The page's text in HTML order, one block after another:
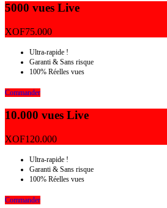
5000 vues Live
XOF75.000
Ultra-rapide !
Garanti & Sans risque
100% Réelles vues
Commander
10.000 vues Live
XOF120.000
Ultra-rapide !
Garanti & Sans risque
100% Réelles vues
Commander